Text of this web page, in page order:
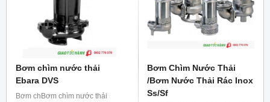
Bơm chìm nước thải
Ebara DVS
Bơm chBơm chìm nước thải
Bơm Chìm Nước Thải
/Bơm Nước Thải Rác Inox
Ss/Sf